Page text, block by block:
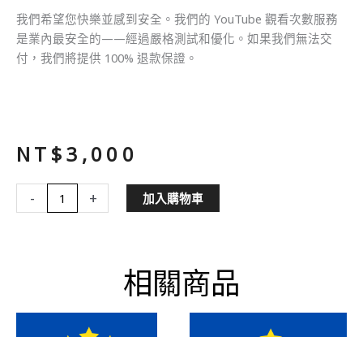
我們希望您快樂並感到安全。我們的 YouTube 觀看次數服務
是業內最安全的——經過嚴格測試和優化。如果我們無法交
付，我們將提供 100% 退款保證。
NT$3,000
-
Youtuber
SEO
+ 加入購物車
相關商品